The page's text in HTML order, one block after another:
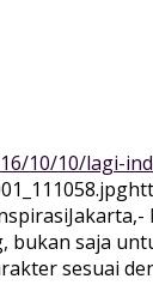
10/10/lagi-
bukan saja
sesuai